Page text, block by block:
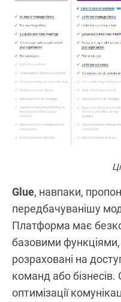
Glue, навпаки,
передбачуванішу
Платформа має
базовими функціями,
розраховані на
команд або
оптимізації